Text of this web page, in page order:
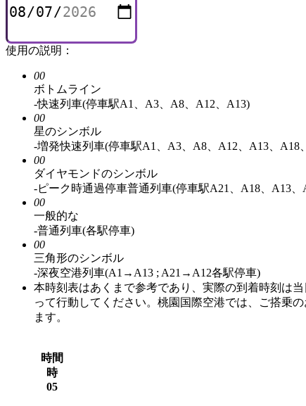
使用の説明：
00
ボトムライン
-快速列車(停車駅A1、A3、A8、A12、A13)
00
星のシンボル
-増発快速列車(停車駅A1、A3、A8、A12、A13、A18
00
ダイヤモンドのシンボル
-ピーク時通過停車普通列車(停車駅A21、A18、A13
00
一般的な
-普通列車(各駅停車)
00
三角形のシンボル
-深夜空港列車(A1→A13 ; A21→A12各駅停車)
本時刻表はあくまで参考であり、実際の到着時刻は
って行動してください。桃園国際空港では、ご搭乗
ます。
時間
時
05